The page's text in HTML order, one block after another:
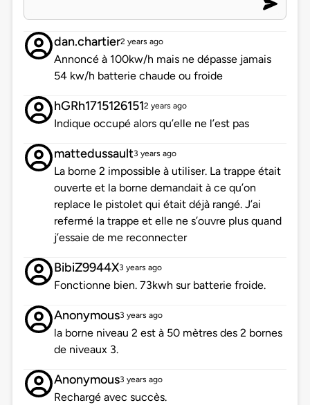
dan.chartier2 years ago
Annoncé à 100kw/h mais ne dépasse jamais
54 kw/h batterie chaude ou froide
hGRh17151261512 years ago
Indique occupé alors qu’elle ne l’est pas
mattedussault3 years ago
La borne 2 impossible à utiliser. La trappe était
ouverte et la borne demandait à ce qu’on
replace le pistolet qui était déjà rangé. J’ai
refermé la trappe et elle ne s’ouvre plus quand
j’essaie de me reconnecter
BibiZ9944X3 years ago
Fonctionne bien. 73kwh sur batterie froide.
Anonymous3 years ago
la borne niveau 2 est à 50 mètres des 2 bornes
de niveaux 3.
Anonymous3 years ago
Rechargé avec succès.